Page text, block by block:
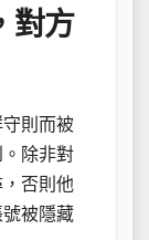
對方
則而被
除非對
否則他
被隱藏